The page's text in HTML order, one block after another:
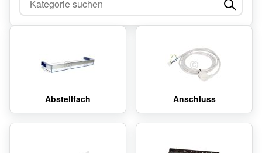
Abstellfach Anschluss